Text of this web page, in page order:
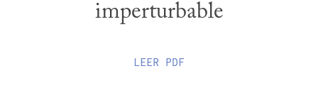
imperturbable
LEER PDF